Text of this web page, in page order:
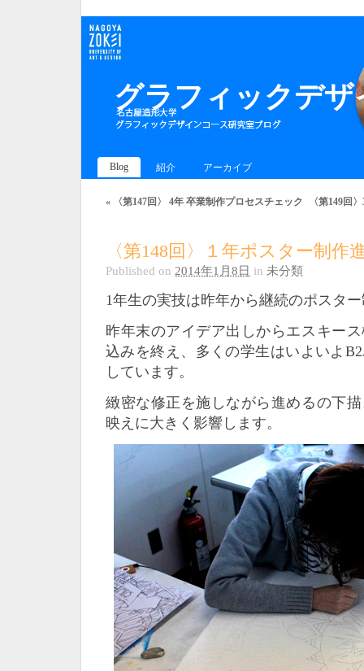
グラフィックデ
Blog 紹介 アーカイブ
« 〈第147回〉 4年 卒業制作プロセスチェック 〈第149回
〈第148回〉１年ポスター制
Published on 2014年1月8日 in 未分類
1年生の実技は昨年から継続のポスタ
昨年末のアイデア出しからエスキー
込みを終え、多くの学生はいよいよ
しています。
緻密な修正を施しながら進めるの下
映えに大きく影響します。